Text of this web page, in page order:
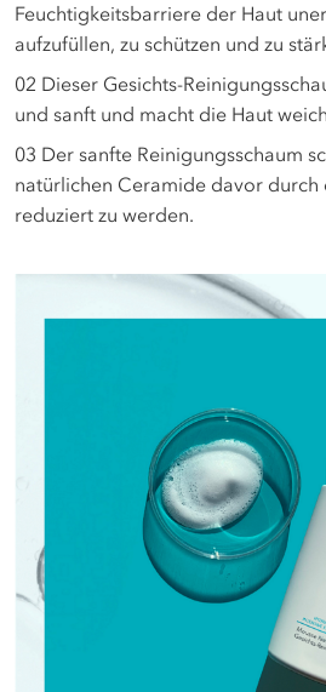
Feuchtigkeitsbarriere der Haut
aufzufüllen, zu schützen und zu
02 Dieser Gesichts-
und sanft und macht die Haut
03 Der sanfte Reinigungsschaum
natürlichen Ceramide davor durch
reduziert zu werden.